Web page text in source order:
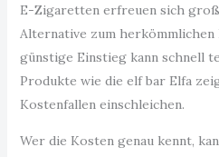
E-Zigaretten erfreuen sich
Alternative zum herkömmlichen
günstige Einstieg kann schnell
Produkte wie die elf bar Elfa
Kostenfallen einschleichen.
Wer die Kosten genau kennt,